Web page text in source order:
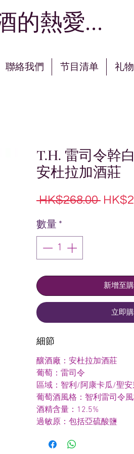
的熱愛...
聯絡我們 节目清单 礼
T.H. 雷司令幹
安杜拉加酒莊
HK$268.00 一
數量 *
新增至
立即
細節
釀酒廠：安杜拉加酒莊
葡萄：雷司令
區域：智利/阿康卡瓜/聖
葡萄酒風格：智利雷司令
酒精含量：12.5%
過敏原：包括亞硫酸鹽